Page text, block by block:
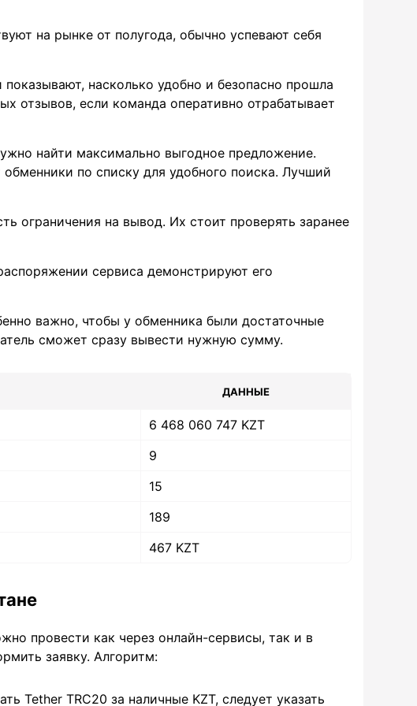
на рынке от полугода, обычно успевают себя
показывают, насколько удобно и безопасно прошла
отзывов, если команда оперативно отрабатывает
найти максимально выгодное предложение.
по списку для удобного поиска. Лучший
ограничения на вывод. Их стоит проверять заранее
сервиса демонстрируют его
важно, чтобы у обменника были достаточные
сможет сразу вывести нужную сумму.
ДАННЫЕ
6 468 060 747 KZT
9
15
189
467 KZT
провести как через онлайн-сервисы, так и в
заявку. Алгоритм:
Tether TRC20 за наличные KZT, следует указать